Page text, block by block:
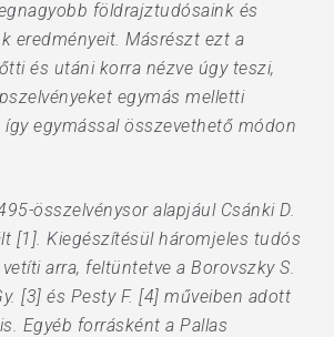
földrajztudósaink és
eredményeit. Másrészt ezt a
és utáni korra nézve úgy teszi,
egymás melletti
így egymással összevethető módon
összelvénysor alapjául Csánki D.
[1]. Kiegészítésül háromjeles tudós
arra, feltüntetve a Borovszky S.
[3] és Pesty F. [4] műveiben adott
Egyéb forrásként a Pallas